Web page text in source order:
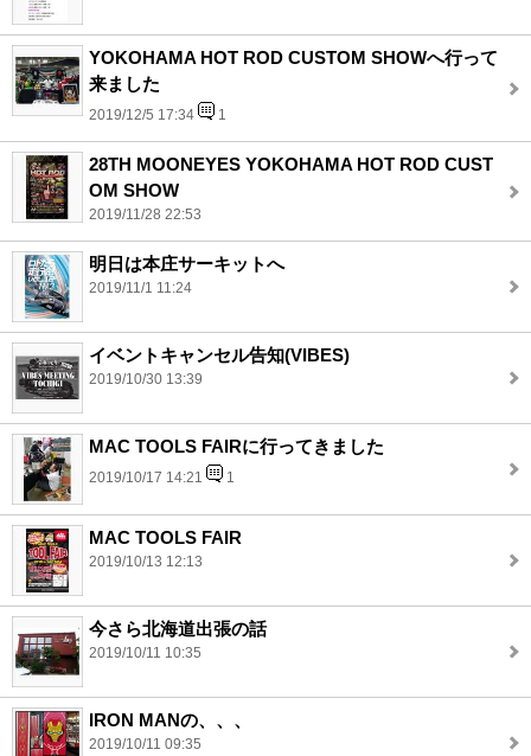
YOKOHAMA HOT ROD CUSTOM SHOWへ行って
来ました
2019/12/5 17:34 1
28TH MOONEYES YOKOHAMA HOT ROD CUST
OM SHOW
2019/11/28 22:53
明日は本庄サーキットへ
2019/11/1 11:24
イベントキャンセル告知(VIBES)
2019/10/30 13:39
MAC TOOLS FAIRに行ってきました
2019/10/17 14:21 1
MAC TOOLS FAIR
2019/10/13 12:13
今さら北海道出張の話
2019/10/11 10:35
IRON MANの、、、
2019/10/11 09:35